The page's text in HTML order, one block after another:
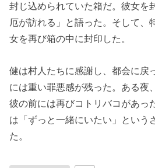
封じ込められていた箱だ。彼女を
厄が訪れる」と語った。そして、
女を再び箱の中に封印した。
健は村人たちに感謝し、都会に戻
には重い罪悪感が残った。ある夜
彼の前には再びコトリバコがあっ
は「ずっと一緒にいたい」という
た。